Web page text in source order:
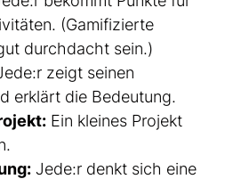
(Gamifizierte
durchdacht sein.)
zeigt seinen
erklärt die Bedeutung.
Ein kleines Projekt
Jede:r denkt sich eine